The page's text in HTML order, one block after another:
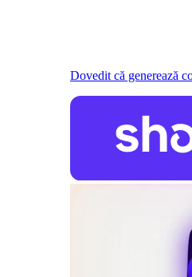
Dovedit că generează